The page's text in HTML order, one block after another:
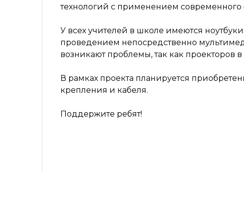
технологий с применением современного
У всех учителей в школе имеются
проведением непосредственно
возникают проблемы, так как проекторов
В рамках проекта планируется
крепления и кабеля.
Поддержите ребят!